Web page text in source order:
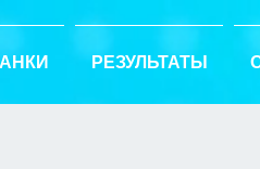
РЕЗУЛЬТАТЫ